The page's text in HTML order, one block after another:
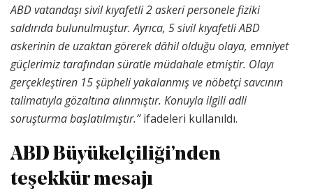
ABD vatandaşı sivil kıyafetli 2 askeri personele fiziki
saldırıda bulunulmuştur. Ayrıca, 5 sivil kıyafetli ABD
askerinin de uzaktan görerek dâhil olduğu olaya, emniyet
güçlerimiz tarafından süratle müdahale etmiştir. Olayı
gerçekleştiren 15 şüpheli yakalanmış ve nöbetçi savcının
talimatıyla gözaltına alınmıştır. Konuyla ilgili adli
soruşturma başlatılmıştır.”ifadeleri kullanıldı.
ABD Büyükelçiliği’nden
teşekkür mesajı